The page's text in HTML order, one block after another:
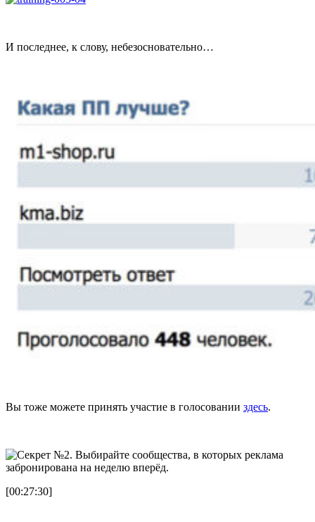
И последнее, к слову, небезосновательно…
Вы тоже можете принять участие в голосовании здесь.
[00:27:30]